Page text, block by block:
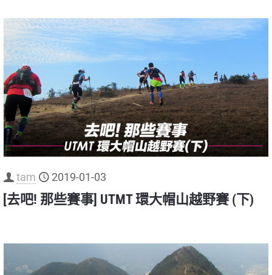
tam 2019-01-03
[去吧! 那些賽事] UTMT 環大帽山越野賽 (下)